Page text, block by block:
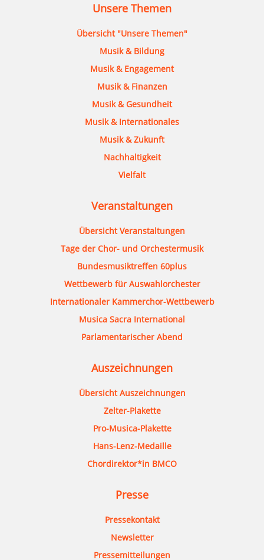
Unsere Themen
Übersicht "Unsere Themen"
Musik & Bildung
Musik & Engagement
Musik & Finanzen
Musik & Gesundheit
Musik & Internationales
Musik & Zukunft
Nachhaltigkeit
Vielfalt
Veranstaltungen
Übersicht Veranstaltungen
Tage der Chor- und Orchestermusik
Bundesmusiktreffen 60plus
Wettbewerb für Auswahlorchester
Internationaler Kammerchor-Wettbewerb
Musica Sacra International
Parlamentarischer Abend
Auszeichnungen
Übersicht Auszeichnungen
Zelter-Plakette
Pro-Musica-Plakette
Hans-Lenz-Medaille
Chordirektor*in BMCO
Presse
Pressekontakt
Newsletter
Pressemitteilungen